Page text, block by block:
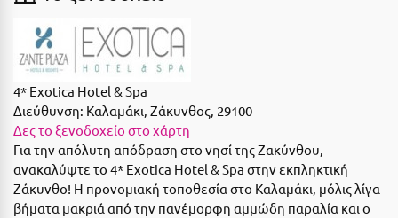
Ε
Ελάτη Αρκαδίας
Ελούντα Κρήτης
Ερέτρια
Ερμιόνη
Εύβοια
4* Exotica Hotel & Spa
Διεύθυνση: Καλαμάκι, Ζάκυνθος, 29100
Δες το ξενοδοχείο στο χάρτη
Για την απόλυτη απόδραση στο νησί της Ζακύνθου,
ανακαλύψτε το 4* Exotica Hotel & Spa στην εκπληκτική
Ζάκυνθο! Η προνομιακή τοποθεσία στο Καλαμάκι, μόλις λίγα
βήματα μακριά από την πανέμορφη αμμώδη παραλία και ο